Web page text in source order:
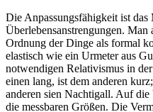
Die Anpassungsfähigkeit ist das
Überlebensanstrengungen.
Ordnung der Dinge als formal
elastisch wie ein Urmeter aus
notwendigen Relativismus in
einen lang, ist dem anderen
anderen sien Nachtigall. Auf
die messbaren Größen. Die